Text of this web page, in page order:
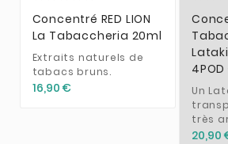
Concentré RED LION
La Tabaccheria 20ml
Extraits naturels de
tabacs bruns.
16,90 €
Un
très
20,90